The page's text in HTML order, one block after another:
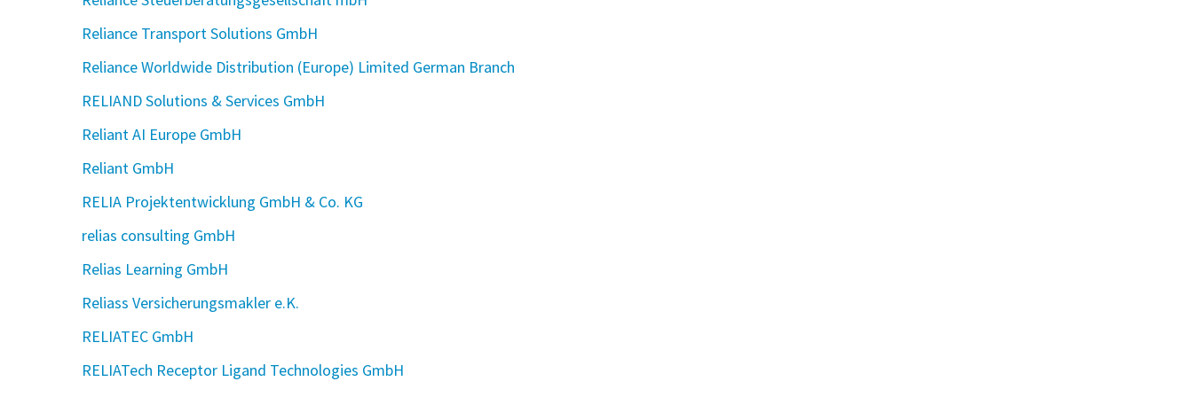
Reliance Transport Solutions GmbH
Reliance Worldwide Distribution (Europe) Limited German Branch
RELIAND Solutions & Services GmbH
Reliant AI Europe GmbH
Reliant GmbH
RELIA Projektentwicklung GmbH & Co. KG
relias consulting GmbH
Relias Learning GmbH
Reliass Versicherungsmakler e.K.
RELIATEC GmbH
RELIATech Receptor Ligand Technologies GmbH